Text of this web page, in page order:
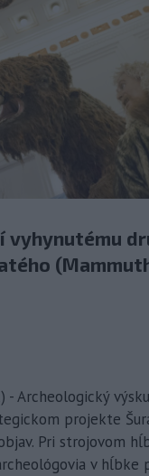
vyhynutému
- Archeologický
projekte
Pri strojovom
v hĺbke